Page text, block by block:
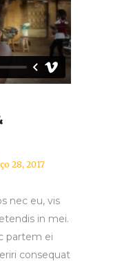
28, 2017
nec eu, vis
in mei.
partem ei
consequat